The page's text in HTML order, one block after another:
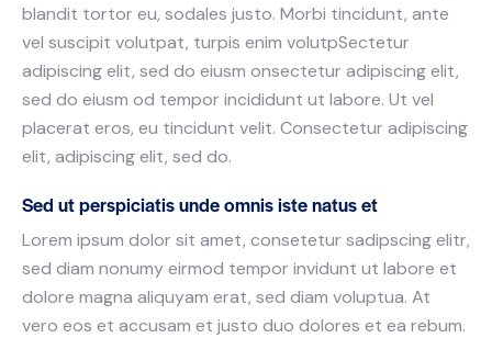
blandit tortor eu, sodales justo. Morbi tincidunt, ante
vel suscipit volutpat, turpis enim volutpSectetur
adipiscing elit, sed do eiusm onsectetur adipiscing elit,
sed do eiusm od tempor incididunt ut labore. Ut vel
placerat eros, eu tincidunt velit. Consectetur adipiscing
elit, adipiscing elit, sed do.
Sed ut perspiciatis unde omnis iste natus et
Lorem ipsum dolor sit amet, consetetur sadipscing elitr,
sed diam nonumy eirmod tempor invidunt ut labore et
dolore magna aliquyam erat, sed diam voluptua. At
vero eos et accusam et justo duo dolores et ea rebum.